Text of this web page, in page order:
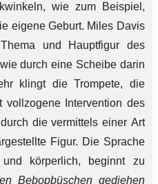
wie zum Beispiel,
eigene Geburt. Miles Davis
und Hauptfigur des
durch eine Scheibe darin
klingt die Trompete, die
vollzogene Intervention des
die vermittels einer Art
Figur. Die Sprache
körperlich, beginnt zu
Bebopbüschen gediehen